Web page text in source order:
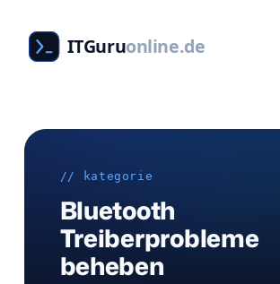
Inhalt
springen
ITGuruonline.de
// kategorie
Bluetooth
Treiberprobleme
beheben